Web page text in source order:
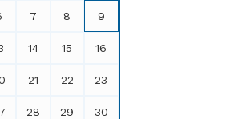
7 8 9
14 15 16
21 22 23
28 29 30